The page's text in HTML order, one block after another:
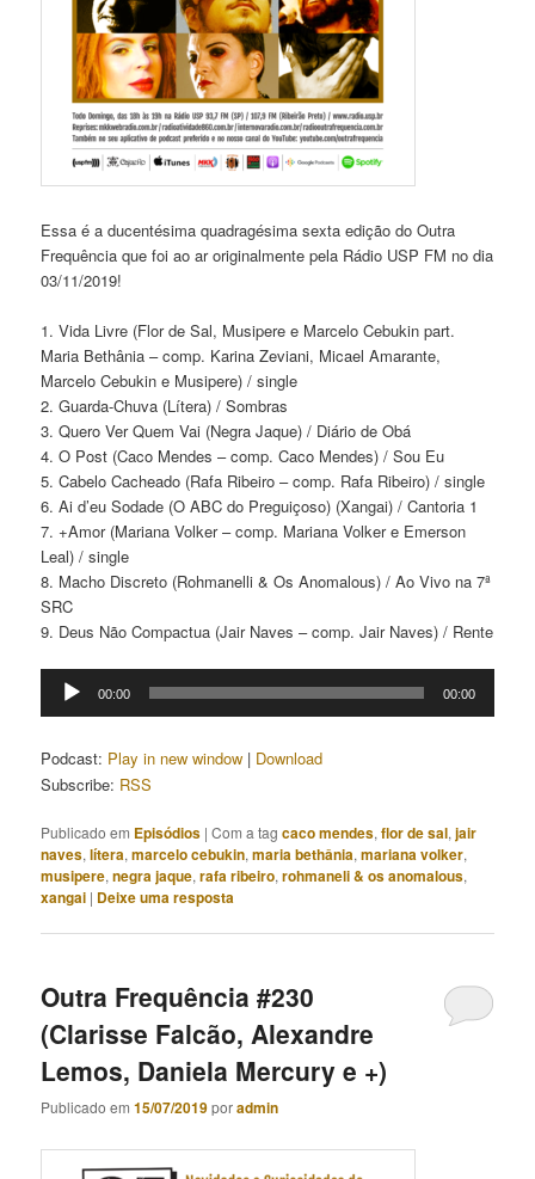
Essa é a ducentésima quadragésima sexta edição do Outra
Frequência que foi ao ar originalmente pela Rádio USP FM no dia
03/11/2019!
1. Vida Livre (Flor de Sal, Musipere e Marcelo Cebukin part.
Maria Bethânia – comp. Karina Zeviani, Micael Amarante,
Marcelo Cebukin e Musipere) / single
2. Guarda-Chuva (Lítera) / Sombras
3. Quero Ver Quem Vai (Negra Jaque) / Diário de Obá
4. O Post (Caco Mendes – comp. Caco Mendes) / Sou Eu
5. Cabelo Cacheado (Rafa Ribeiro – comp. Rafa Ribeiro) / single
6. Ai d’eu Sodade (O ABC do Preguiçoso) (Xangai) / Cantoria 1
7. +Amor (Mariana Volker – comp. Mariana Volker e Emerson
Leal) / single
8. Macho Discreto (Rohmanelli & Os Anomalous) / Ao Vivo na 7ª
SRC
9. Deus Não Compactua (Jair Naves – comp. Jair Naves) / Rente
Tocador
00:00 00:00
Podcast: Play in new window | Download
Subscribe: RSS
Publicado em Episódios |Com a tagcaco mendes,flor de sal,jair
naves,lítera,marcelo cebukin,maria bethânia,mariana volker,
musipere,negra jaque,rafa ribeiro,rohmaneli & os anomalous,
xangai | Deixe uma resposta
Outra Frequência #230
(Clarisse Falcão, Alexandre
Lemos, Daniela Mercury e +)
Publicado em15/07/2019poradmin